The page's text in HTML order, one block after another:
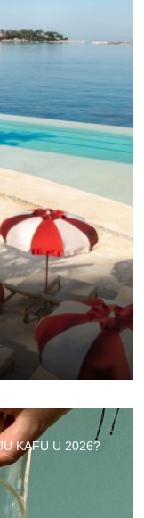
KAFU U 2026?